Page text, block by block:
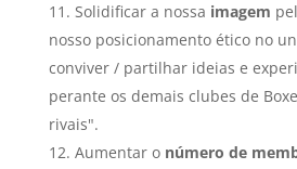
Solidificar a nossa imagem
nosso posicionamento ético no
conviver / partilhar ideias e
perante os demais clubes de
rivais".
Aumentar o número de